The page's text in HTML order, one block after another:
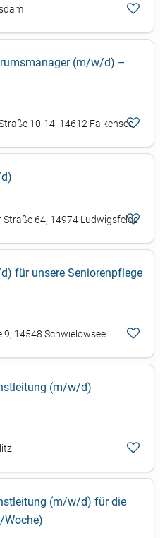
(m/w/d) –
10-14, 14612 Falkensee
Straße 64, 14974 Ludwigsfelde
für unsere Seniorenpflege
9, 14548 Schwielowsee
(m/w/d)
(m/w/d) für die
Woche)